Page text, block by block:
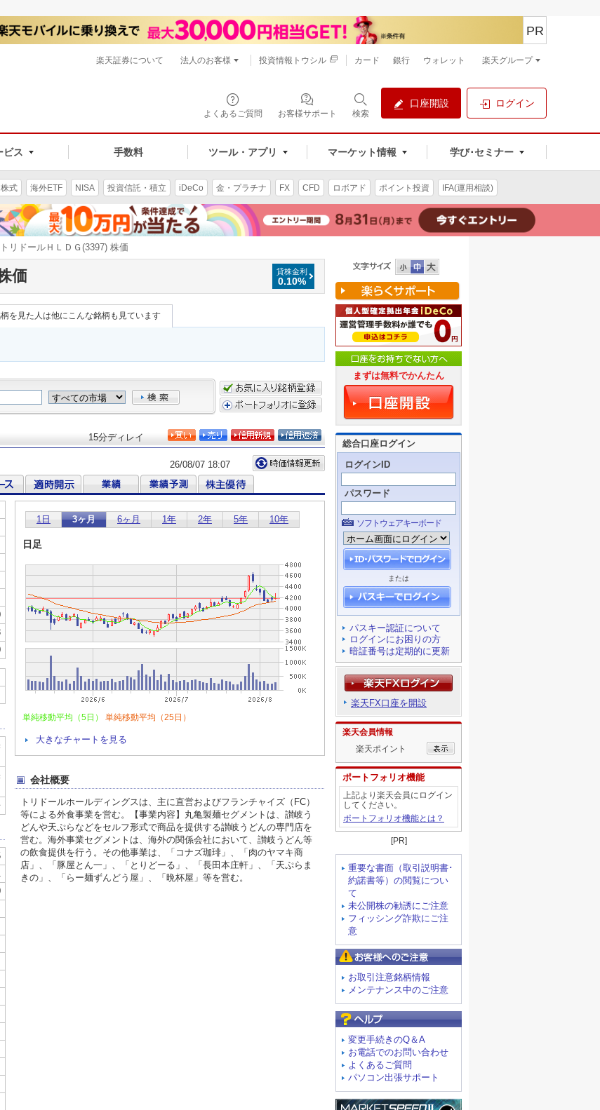
よくあるご質問 お客様サポート 検索
口座開設 ログイン
ビス 手数料 ツール・アプリ マーケット情報 学び･セミナー
PR
楽天証券について 法人のお客様 投資情報トウシル カード 銀行 ウォレット 楽天グループ
式 海外ETF NISA 投資信託・積立 iDeCo 金・プラチナ FX CFD ロボアド ポイント投資 IFA(運用相談)
リドールＨＬＤＧ(3397) 株価
貸株金利
0.10%
価
を見た人は他にこんな銘柄も見ています
まずは無料でかんたん
総合口座ログイン
ログインID
パスワード
ソフトウェアキーボード
または
パスキー認証について
ログインにお困りの方
暗証番号は定期的に更新
楽天FX口座を開設
楽天会員情報
楽天ポイント
ポートフォリオ機能
上記より楽天会員にログイン
してください。
ポートフォリオ機能とは？
[PR]
重要な書面（取引説明書･
約諾書等）の閲覧につい
て
未公開株の勧誘にご注意
フィッシング詐欺にご注
意
お取引注意銘柄情報
メンテナンス中のご注意
変更手続きのQ＆A
お電話でのお問い合わせ
よくあるご質問
パソコン出張サポート